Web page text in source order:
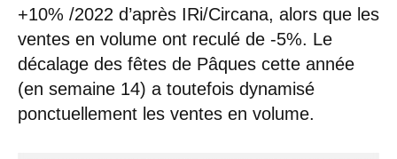
+10% /2022 d’après IRi/Circana, alors que les
ventes en volume ont reculé de -5%. Le
décalage des fêtes de Pâques cette année
(en semaine 14) a toutefois dynamisé
ponctuellement les ventes en volume.